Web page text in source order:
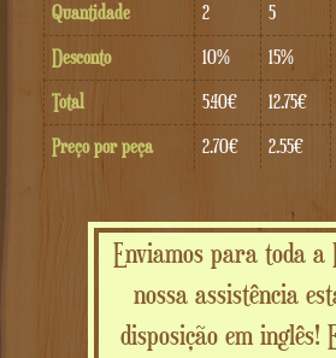
Quantidade 2 5
Desconto
10% 15%
Total
5.40€ 12.75€
Preço por peça
2.70€ 2.55€
Enviamos para toda a
nossa assistência
disposição em inglês!